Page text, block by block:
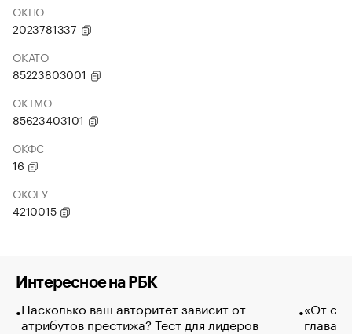
ОКПО
2023781337
ОКАТО
85223803001
ОКТМО
85623403101
ОКФС
16
ОКОГУ
4210015
Интересное на РБК
Насколько ваш авторитет зависит от
атрибутов престижа? Тест для лидеров
«От
глава